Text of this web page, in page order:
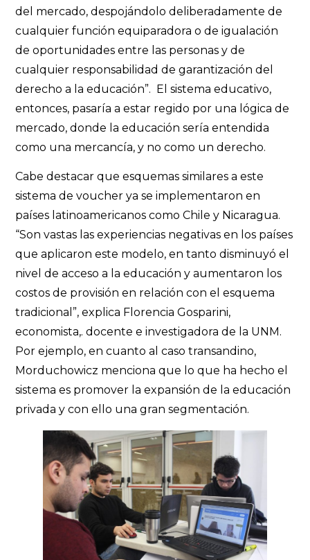
del mercado, despojándolo deliberadamente de
cualquier función equiparadora o de igualación
de oportunidades entre las personas y de
cualquier responsabilidad de garantización del
derecho a la educación”. El sistema educativo,
entonces, pasaría a estar regido por una lógica de
mercado, donde la educación sería entendida
como una mercancía, y no como un derecho.
Cabe destacar que esquemas similares a este
sistema de voucher ya se implementaron en
países latinoamericanos como Chile y Nicaragua.
“Son vastas las experiencias negativas en los países
que aplicaron este modelo, en tanto disminuyó el
nivel de acceso a la educación y aumentaron los
costos de provisión en relación con el esquema
tradicional”, explica Florencia Gosparini,
economista,. docente e investigadora de la UNM.
Por ejemplo, en cuanto al caso transandino,
Morduchowicz menciona que lo que ha hecho el
sistema es promover la expansión de la educación
privada y con ello una gran segmentación.